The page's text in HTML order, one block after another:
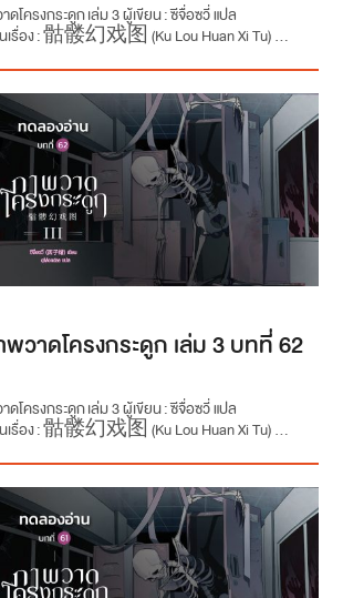
ดโครงกระดูก เล่ม 3 ผู้เขียน : ซีจื่อซวี่ แปล
เรื่อง : 骷髅幻戏图 (Ku Lou Huan Xi Tu) ...
วาดโครงกระดูก เล่ม 3 บทที่ 62
ดโครงกระดูก เล่ม 3 ผู้เขียน : ซีจื่อซวี่ แปล
เรื่อง : 骷髅幻戏图 (Ku Lou Huan Xi Tu) ...